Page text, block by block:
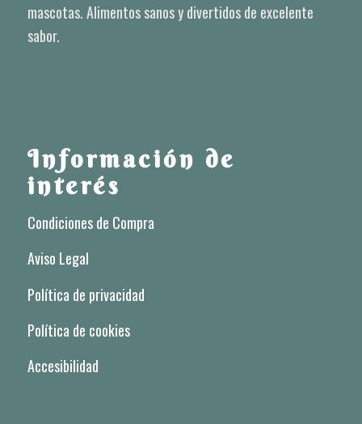
mascotas. Alimentos sanos y divertidos de excelente
sabor.
Información de
interés
Condiciones de Compra
Aviso Legal
Política de privacidad
Política de cookies
Accesibilidad